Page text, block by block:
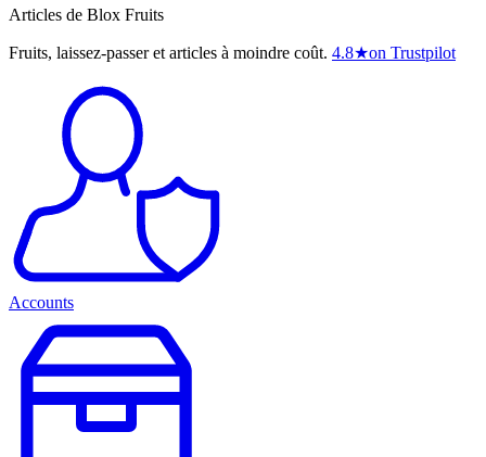
Articles de Blox Fruits
Fruits, laissez-passer et articles à moindre coût. 4.8★on Trustpilot
Accounts